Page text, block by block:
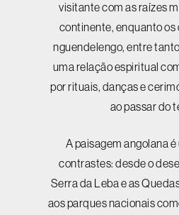
visitante com as raízes
continente, enquanto os
nguendelengo, entre
uma relação espiritual
por rituais, danças e
ao passar do
A paisagem angolana
contrastes: desde o
Serra da Leba e as
aos parques nacionais